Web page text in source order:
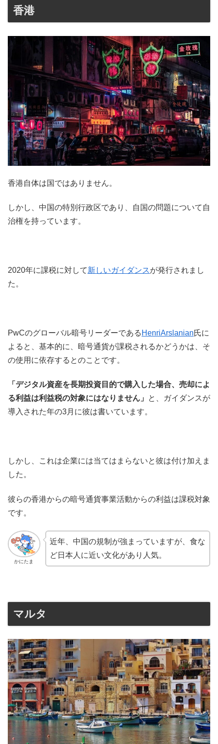
香港
香港自体は国ではありません。
しかし、中国の特別行政区であり、自国の問題について自
治権を持っています。
2020年に課税に対して新しいガイダンスが発行されまし
た。
PwCのグローバル暗号リーダーである HenriArslanian氏に
よると、基本的に、暗号通貨が課税されるかどうかは、そ
の使用に依存するとのことです。
「デジタル資産を長期投資目的で購入した場合、売却によ
る利益は利益税の対象にはなりません」
と、ガイダンスが
導入された年の3月に彼は書いています。
しかし、これは企業には当てはまらないと彼は付け加えま
した。
彼らの香港からの暗号通貨事業活動からの利益は課税対象
です。
かにたま
近年、中国の規制が強まっていますが、食な
ど日本人に近い文化があり人気。
マルタ